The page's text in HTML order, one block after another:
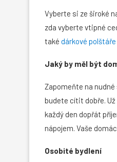
Vyberte si ze široké
zda vyberte vtipné
také dárkové polštáře
Jaký by měl být
Zapomeňte na
budete cítit dobře.
každý den dopřát
nápojem. Vaše
Osobité bydlení